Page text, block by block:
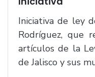
Iniciativa de ley
Rodríguez, que
artículos de la
de Jalisco y sus